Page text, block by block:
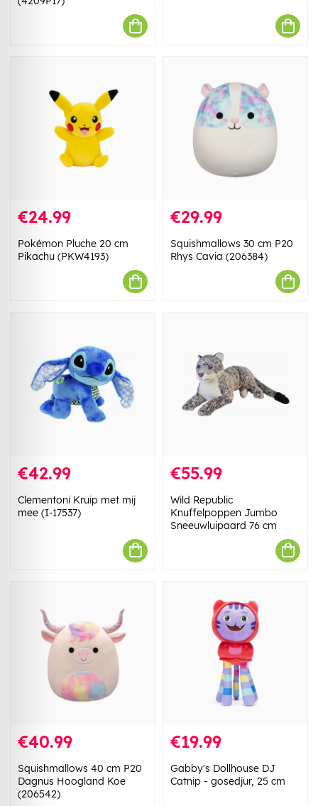
€24.99
Pokémon Pluche 20 cm
Pikachu (PKW4193)
€29.99
Squishmallows 30 cm P20
Rhys Cavia (206384)
€42.99
Clementoni Kruip met mij
mee (I-17537)
€55.99
Wild Republic
Knuffelpoppen Jumbo
Sneeuwluipaard 76 cm
€40.99
Squishmallows 40 cm P20
Dagnus Hoogland Koe
(206542)
€19.99
Gabby's Dollhouse DJ
Catnip - gosedjur, 25 cm